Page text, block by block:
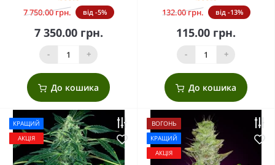
7 750.00 грн. від -5%
7 350.00 грн.
- +
До кошика
132.00 грн. від -13%
115.00 грн.
- +
До кошика
КРАЩИЙ
АКЦІЯ
ВОГОНЬ
КРАЩИЙ
АКЦІЯ